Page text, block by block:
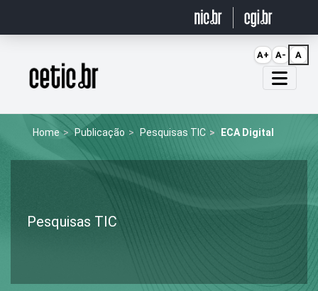
Página inicial
Home Publicação Pesquisas TIC ECA Digital
Pesquisas TIC
A+ A- A